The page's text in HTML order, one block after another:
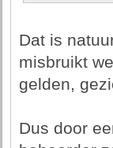
Dat is
misbruikt
gelden,
Dus door